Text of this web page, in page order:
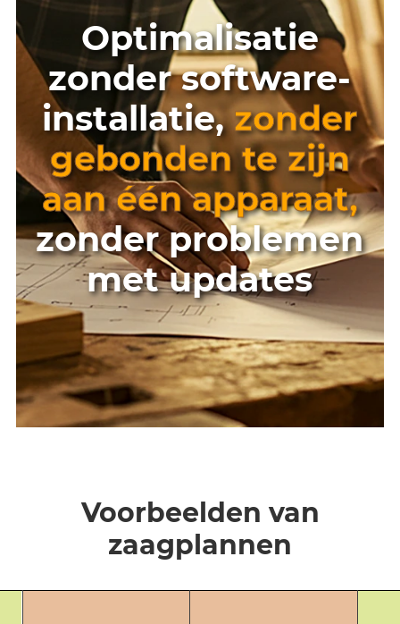
Optimalisatie
zonder software-
installatie,zonder
gebonden te zijn
aan één apparaat,
zonder problemen
met updates
Voorbeelden van
zaagplannen